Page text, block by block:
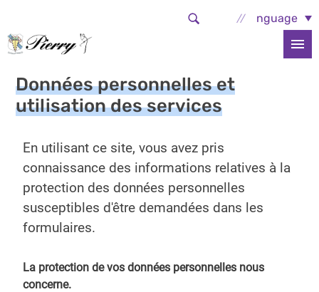
Select Language
Accueil
La commune
Données personnelles et
utilisation des services
En utilisant ce site, vous avez pris
connaissance des informations relatives à la
protection des données personnelles
susceptibles d'être demandées dans les
formulaires.
La protection de vos données personnelles nous
concerne.